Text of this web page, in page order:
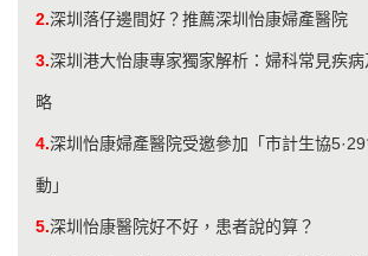
2.深圳落仔邊間好？推薦深圳怡康婦產醫院
3.深圳港大怡康專家獨家解析：婦科常見疾
略
4.深圳怡康婦產醫院受邀參加「市計生協
動」
5.深圳怡康醫院好不好，患者說的算？